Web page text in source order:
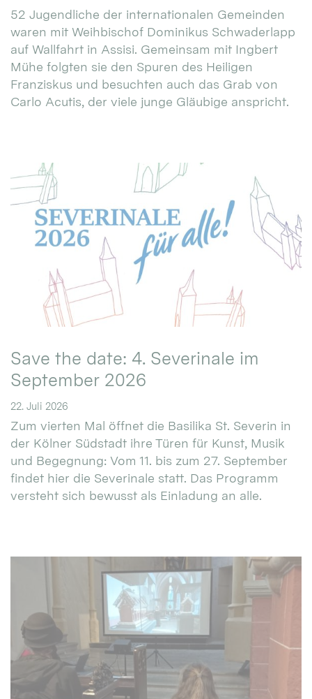
52 Jugendliche der internationalen Gemeinden
waren mit Weihbischof Dominikus Schwaderlapp
auf Wallfahrt in Assisi. Gemeinsam mit Ingbert
Mühe folgten sie den Spuren des Heiligen
Franziskus und besuchten auch das Grab von
Carlo Acutis, der viele junge Gläubige anspricht.
Save the date: 4. Severinale im
September 2026
22. Juli 2026
Zum vierten Mal öffnet die Basilika St. Severin in
der Kölner Südstadt ihre Türen für Kunst, Musik
und Begegnung: Vom 11. bis zum 27. September
findet hier die Severinale statt. Das Programm
versteht sich bewusst als Einladung an alle.